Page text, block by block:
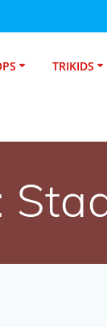
TRIKIDS